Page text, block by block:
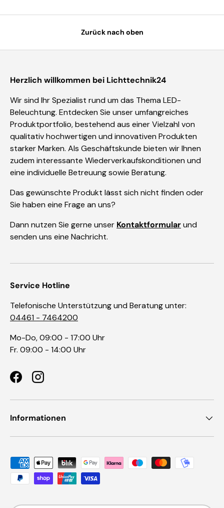
Zurück nach oben
Herzlich willkommen bei Lichttechnik24
Wir sind Ihr Spezialist rund um das Thema LED-
Beleuchtung. Entdecken Sie unser umfangreiches
Produktportfolio, bestehend aus einer Vielzahl von
qualitativ hochwertigen und innovativen Produkten
starker Marken. Als Geschäftskunde bieten wir Ihnen
zudem interessante Wiederverkaufskonditionen und
eine individuelle Betreuung sowie Beratung.
Das gewünschte Produkt lässt sich nicht finden oder
Sie haben eine Frage an uns?
Dann nutzen Sie gerne unser Kontaktformularund
senden uns eine Nachricht.
Service Hotline
Telefonische Unterstützung und Beratung unter:
04461 - 7464200
Mo-Do, 09:00 - 17:00 Uhr
Fr. 09:00 - 14:00 Uhr
FacebookInstagram
Informationen
Zahlungsmethoden